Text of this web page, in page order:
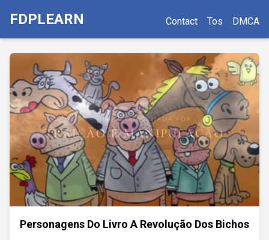
FDPLEARN Contact Tos DMCA
Personagens Do Livro A Revolução Dos Bichos